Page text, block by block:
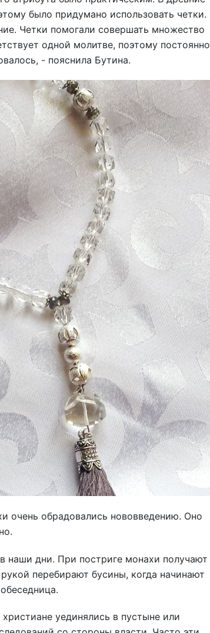
было придумано использовать четки.
Четки помогали совершать множество
одной молитве, поэтому постоянно
- пояснила Бутина.
очень обрадовались нововведению. Оно
наши дни. При постриге монахи получают
перебирают бусины, когда начинают
уединялись в пустыне или